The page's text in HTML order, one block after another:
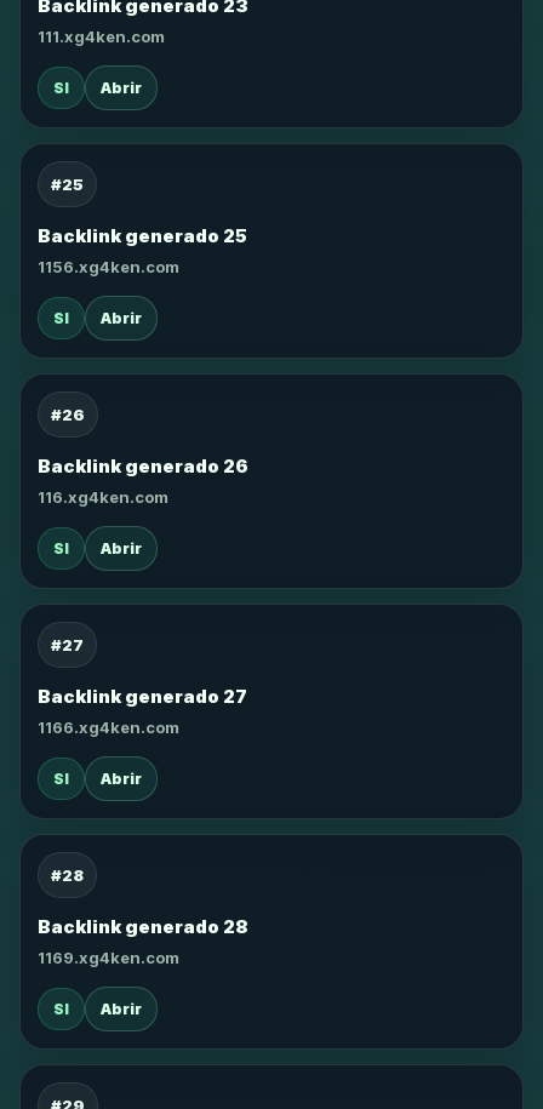
Backlink generado 23
111.xg4ken.com
SI Abrir
#25
Backlink generado 25
1156.xg4ken.com
SI Abrir
#26
Backlink generado 26
116.xg4ken.com
SI Abrir
#27
Backlink generado 27
1166.xg4ken.com
SI Abrir
#28
Backlink generado 28
1169.xg4ken.com
SI Abrir